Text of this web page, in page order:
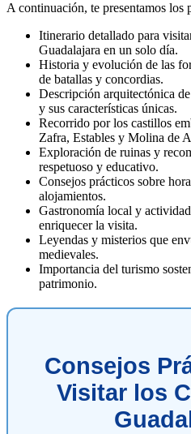
A continuación, te presentamos los
Itinerario detallado para
Guadalajara en un solo día.
Historia y evolución de las
de batallas y concordias.
Descripción arquitectónica
y sus características únicas.
Recorrido por los castillos
Zafra, Estables y Molina de
Exploración de ruinas y
respetuoso y educativo.
Consejos prácticos sobre
alojamientos.
Gastronomía local y
enriquecer la visita.
Leyendas y misterios que
medievales.
Importancia del turismo
patrimonio.
Consejos
Visitar los